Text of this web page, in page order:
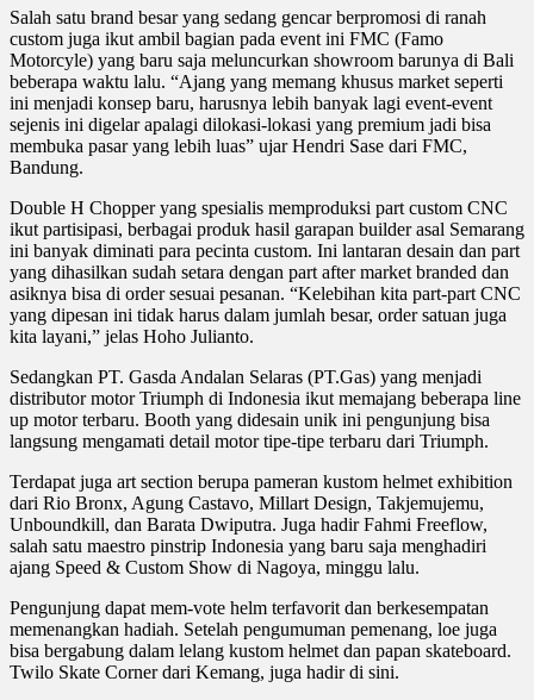
Salah satu brand besar yang sedang gencar berpromosi di ranah
custom juga ikut ambil bagian pada event ini FMC (Famo
Motorcyle) yang baru saja meluncurkan showroom barunya di Bali
beberapa waktu lalu. “Ajang yang memang khusus market seperti
ini menjadi konsep baru, harusnya lebih banyak lagi event-event
sejenis ini digelar apalagi dilokasi-lokasi yang premium jadi bisa
membuka pasar yang lebih luas” ujar Hendri Sase dari FMC,
Bandung.
Double H Chopper yang spesialis memproduksi part custom CNC
ikut partisipasi, berbagai produk hasil garapan builder asal Semarang
ini banyak diminati para pecinta custom. Ini lantaran desain dan part
yang dihasilkan sudah setara dengan part after market branded dan
asiknya bisa di order sesuai pesanan. “Kelebihan kita part-part CNC
yang dipesan ini tidak harus dalam jumlah besar, order satuan juga
kita layani,” jelas Hoho Julianto.
Sedangkan PT. Gasda Andalan Selaras (PT.Gas) yang menjadi
distributor motor Triumph di Indonesia ikut memajang beberapa line
up motor terbaru. Booth yang didesain unik ini pengunjung bisa
langsung mengamati detail motor tipe-tipe terbaru dari Triumph.
Terdapat juga art section berupa pameran kustom helmet exhibition
dari Rio Bronx, Agung Castavo, Millart Design, Takjemujemu,
Unboundkill, dan Barata Dwiputra. Juga hadir Fahmi Freeflow,
salah satu maestro pinstrip Indonesia yang baru saja menghadiri
ajang Speed & Custom Show di Nagoya, minggu lalu.
Pengunjung dapat mem-vote helm terfavorit dan berkesempatan
memenangkan hadiah. Setelah pengumuman pemenang, loe juga
bisa bergabung dalam lelang kustom helmet dan papan skateboard.
Twilo Skate Corner dari Kemang, juga hadir di sini.